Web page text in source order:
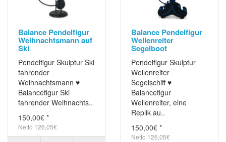
Balance Pendelfigur
Weihnachtsmann auf
Ski
Pendelfigur Skulptur Ski
fahrender
Weihnachtsmann ♥
Balancefigur Ski
fahrender Weihnachts..
150,00€ *
Netto 126,05€
Balance Pendelfigur
Wellenreiter
Segelboot
Pendelfigur Skulptur
Wellenreiter
Segelschiff ♥
Balancefigur
Wellenreiter, eine
Replik au..
150,00€ *
Netto 126,05€